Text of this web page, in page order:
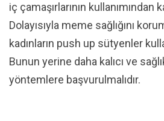
iç çamaşırlarının kullanımından
Dolayısıyla meme sağlığını
kadınların push up sütyenler
Bunun yerine daha kalıcı ve
yöntemlere başvurulmalıdır.